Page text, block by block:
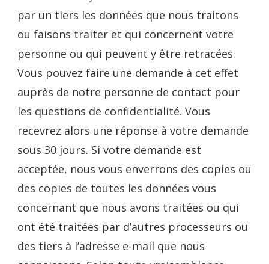
par un tiers les données que nous traitons
ou faisons traiter et qui concernent votre
personne ou qui peuvent y être retracées.
Vous pouvez faire une demande à cet effet
auprès de notre personne de contact pour
les questions de confidentialité. Vous
recevrez alors une réponse à votre demande
sous 30 jours. Si votre demande est
acceptée, nous vous enverrons des copies ou
des copies de toutes les données vous
concernant que nous avons traitées ou qui
ont été traitées par d’autres processeurs ou
des tiers à l’adresse e-mail que nous